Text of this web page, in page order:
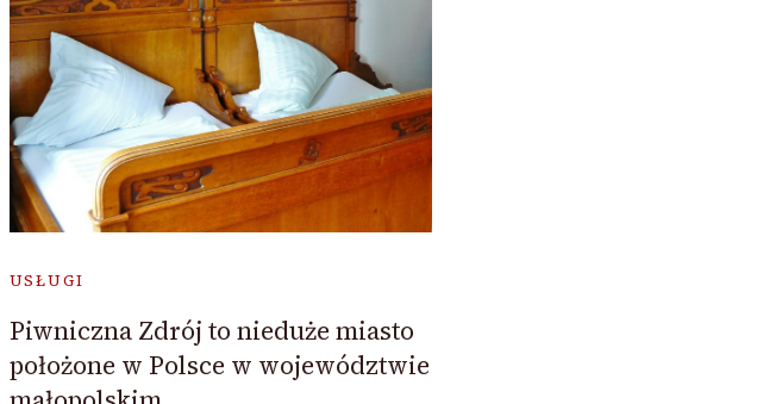
USŁUGI
Piwniczna Zdrój to nieduże miasto
położone w Polsce w województwie